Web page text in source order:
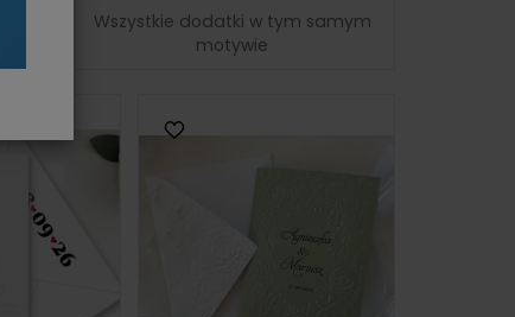
Wszystkie dodatki w tym samym
motywie